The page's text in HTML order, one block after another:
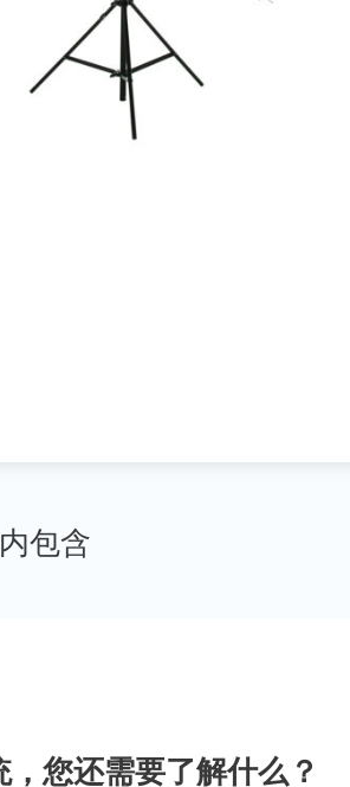
包含
，您还需要了解什么？